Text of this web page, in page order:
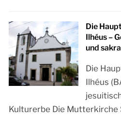
Die
Ilhéus –
und
Die
Ilhéus
Kulturerbe Die Mutterkirche